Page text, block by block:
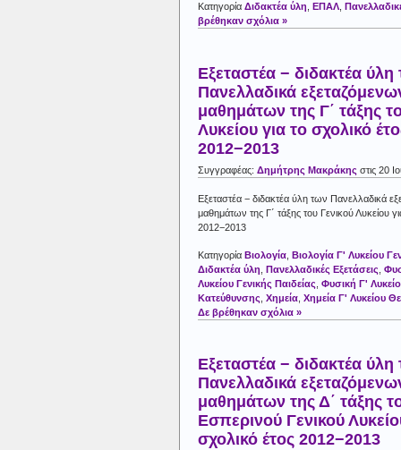
Κατηγορία Διδακτέα ύλη, ΕΠΑΛ,
βρέθηκαν σχόλια »
Εξεταστέα − διδακτέα ύλη
Πανελλαδικά
μαθημάτων της Γ΄ τάξης
Λυκείου για το σχολικό
2012−2013
Συγγραφέας: Δημήτρης Μακράκης στις 20
Εξεταστέα − διδακτέα ύλη των Πανελλαδικά
μαθημάτων της Γ΄ τάξης του Γενικού Λυκείου
2012−2013
Κατηγορία Βιολογία Βιολογία Γ' Λυκείου
Διδακτέα ύλη Πανελλαδικές Εξετάσεις
Λυκείου Γενικής Παιδείας Φυσική Γ'
Κατεύθυνσης Χημεία Χημεία Γ' Λυκείου
Δε βρέθηκαν σχόλια »
Εξεταστέα − διδακτέα ύλη
Πανελλαδικά
μαθημάτων της Δ΄ τάξης
Εσπερινού Γενικού
σχολικό έτος 2012−2013